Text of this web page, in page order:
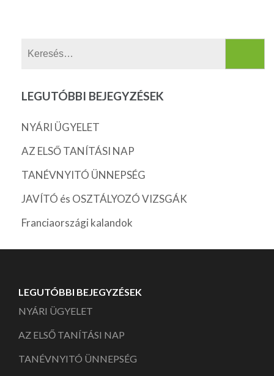
LEGUTÓBBI BEJEGYZÉSEK
NYÁRI ÜGYELET
AZ ELSŐ TANÍTÁSI NAP
TANÉVNYITÓ ÜNNEPSÉG
JAVÍTÓ és OSZTÁLYOZÓ VIZSGÁK
Franciaországi kalandok
LEGUTÓBBI BEJEGYZÉSEK
NYÁRI ÜGYELET
AZ ELSŐ TANÍTÁSI NAP
TANÉVNYITÓ ÜNNEPSÉG